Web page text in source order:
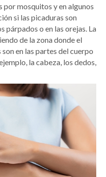
por mosquitos y en algunos
si las picaduras son
párpados o en las orejas. La
de la zona donde el
en las partes del cuerpo
la cabeza, los dedos,